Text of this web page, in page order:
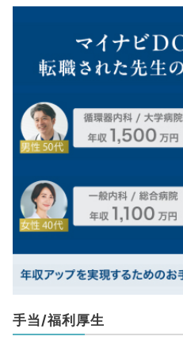
手当/福利厚生